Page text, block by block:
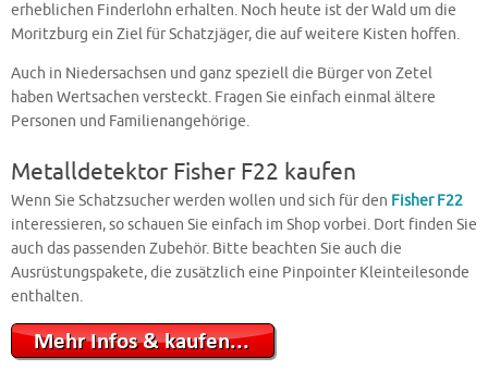
erheblichen Finderlohn erhalten. Noch heute ist der Wald um die
Moritzburg ein Ziel für Schatzjäger, die auf weitere Kisten hoffen.
Auch in Niedersachsen und ganz speziell die Bürger von Zetel
haben Wertsachen versteckt. Fragen Sie einfach einmal ältere
Personen und Familienangehörige.
Metalldetektor Fisher F22 kaufen
Wenn Sie Schatzsucher werden wollen und sich für den Fisher F22
interessieren, so schauen Sie einfach im Shop vorbei. Dort finden Sie
auch das passenden Zubehör. Bitte beachten Sie auch die
Ausrüstungspakete, die zusätzlich eine Pinpointer Kleinteilesonde
enthalten.